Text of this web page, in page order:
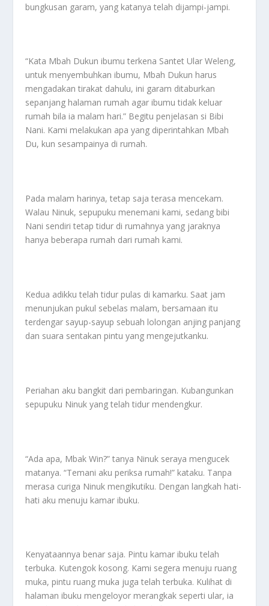
bungkusan garam, yang katanya telah dijampi-jampi.
“Kata Mbah Dukun ibumu terkena Santet Ular Weleng,
untuk menyembuhkan ibumu, Mbah Dukun harus
mengadakan tirakat dahulu, ini garam ditaburkan
sepanjang halaman rumah agar ibumu tidak keluar
rumah bila ia malam hari.” Begitu penjelasan si Bibi
Nani. Kami melakukan apa yang diperintahkan Mbah
Du, kun sesampainya di rumah.
Pada malam harinya, tetap saja terasa mencekam.
Walau Ninuk, sepupuku menemani kami, sedang bibi
Nani sendiri tetap tidur di rumahnya yang jaraknya
hanya beberapa rumah dari rumah kami.
Kedua adikku telah tidur pulas di kamarku. Saat jam
menunjukan pukul sebelas malam, bersamaan itu
terdengar sayup-sayup sebuah lolongan anjing panjang
dan suara sentakan pintu yang mengejutkanku.
Periahan aku bangkit dari pembaringan. Kubangunkan
sepupuku Ninuk yang telah tidur mendengkur.
“Ada apa, Mbak Win?” tanya Ninuk seraya mengucek
matanya. “Temani aku periksa rumah!” kataku. Tanpa
merasa curiga Ninuk mengikutiku. Dengan langkah hati-
hati aku menuju kamar ibuku.
Kenyataannya benar saja. Pintu kamar ibuku telah
terbuka. Kutengok kosong. Kami segera menuju ruang
muka, pintu ruang muka juga telah terbuka. Kulihat di
halaman ibuku mengeloyor merangkak seperti ular, ia